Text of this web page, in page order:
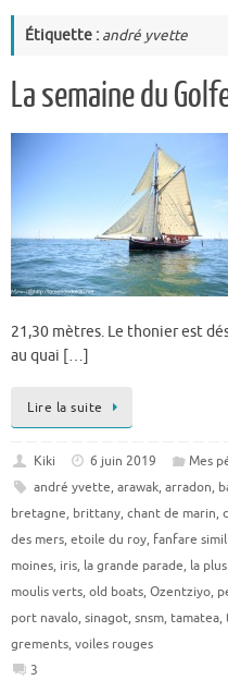
Étiquette : andré yvette
La semaine du
21,30 mètres. Le thonier est
au quai […]
Lire la suite
Kiki 6 juin 2019 Mes
andré yvette, arawak, arradon,
bretagne, brittany, chant de marin,
des mers, etoile du roy, fanfare
moines, iris, la grande parade, la
moulis verts, old boats, Ozentziyo,
port navalo, sinagot, snsm, tamatea,
grements, voiles rouges
3